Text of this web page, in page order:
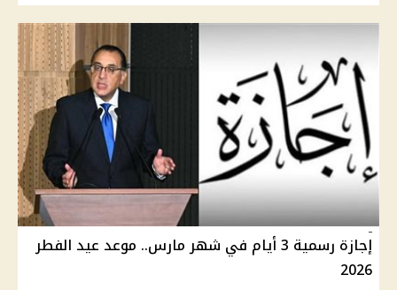
إجازة رسمية 3 أيام في شهر مارس.. موعد عيد الفطر
2026